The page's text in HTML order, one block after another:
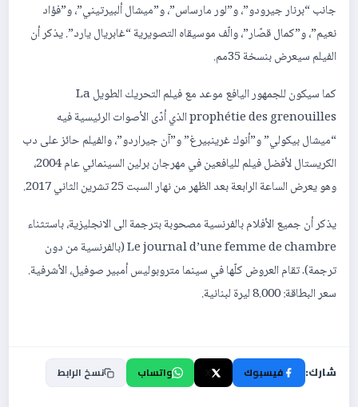
جانب “برنار جيرودو”، و”لور مارساس”، و”ميشال ألبيرتيني”، و”فؤاد
نعيم”، و”كمال قصّار”، والّف موسيقاه التصويرية “غابريال يارد”. يذكر أن
الفيلم سيعرض بنسخة 35مم.
كما سيكون للجمهور اليافع موعد مع فيلم التحريك الطويل La
prophétie des grenouilles الذي أدّى الأصوات الرئيسية فيه
“ميشال بيكولي” و”أنوك غرينبيرغ” و”آن جيراردو”، والفيلم حائز على دب
الكريستال لأفضل فيلم لليافعين في مهرجان برلين السينمائي عام 2004،
وهو يعرض الساعة الرابعة بعد الظهر من نهار السبت 25 تشرين الثاني 2017.
يذكر أن جميع الأفلام بالفرنسية مصحوبة بترجمة الى الانجليزية، باستثناء
Le journal d’une femme de chambre (بالفرنسية من دون
ترجمة). تقام العروض كلّها في سينما متروبوليس أمبير صوفيل، الأشرفية.
سعر البطاقة: 8.000 ليرة لبنانية.
شارك: فيسبوك واتساب نسخ الرابط